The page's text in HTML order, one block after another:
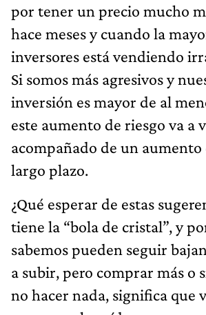
por tener un precio mucho
hace meses y cuando la
inversores está vendiendo
Si somos más agresivos y
inversión es mayor de al
este aumento de riesgo va a
acompañado de un
largo plazo.
¿Qué esperar de estas
tiene la “bola de cristal”, y
sabemos pueden seguir
a subir, pero comprar más o
no hacer nada, significa que